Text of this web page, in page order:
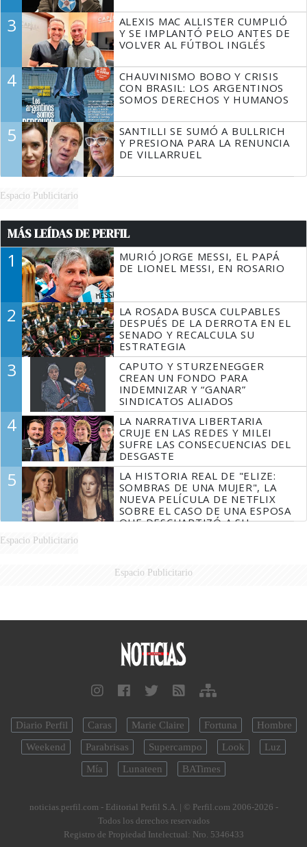
3
ALEXIS MAC ALLISTER CUMPLIÓ
Y SE IMPLANTÓ PELO ANTES DE
VOLVER AL FÚTBOL INGLÉS
4
CHAUVINISMO BOBO Y CRISIS
CON BRASIL: LOS ARGENTINOS
SOMOS DERECHOS Y HUMANOS
5
SANTILLI SE SUMÓ A BULLRICH
Y PRESIONA PARA LA RENUNCIA
DE VILLARRUEL
Espacio Publicitario
MÁS LEÍDAS DE PERFIL
1
MURIÓ JORGE MESSI, EL PAPÁ
DE LIONEL MESSI, EN ROSARIO
2
LA ROSADA BUSCA CULPABLES
DESPUÉS DE LA DERROTA EN EL
SENADO Y RECALCULA SU
ESTRATEGIA
3
CAPUTO Y STURZENEGGER
CREAN UN FONDO PARA
INDEMNIZAR Y “GANAR”
SINDICATOS ALIADOS
4
LA NARRATIVA LIBERTARIA
CRUJE EN LAS REDES Y MILEI
SUFRE LAS CONSECUENCIAS DEL
DESGASTE
5
LA HISTORIA REAL DE "ELIZE:
SOMBRAS DE UNA MUJER", LA
NUEVA PELÍCULA DE NETFLIX
SOBRE EL CASO DE UNA ESPOSA
QUE DESCUARTIZÓ A SU
Espacio Publicitario
Espacio Publicitario
Diario Perfil Caras Marie Claire Fortuna
Hombre
Weekend
Parabrisas Supercampo Look
Luz
Mía
Lunateen BATimes
noticias.perfil.com - Editorial Perfil S.A. | © Perfil.com 2006-2026 -
Todos los derechos reservados
Registro de Propiedad Intelectual: Nro. 5346433